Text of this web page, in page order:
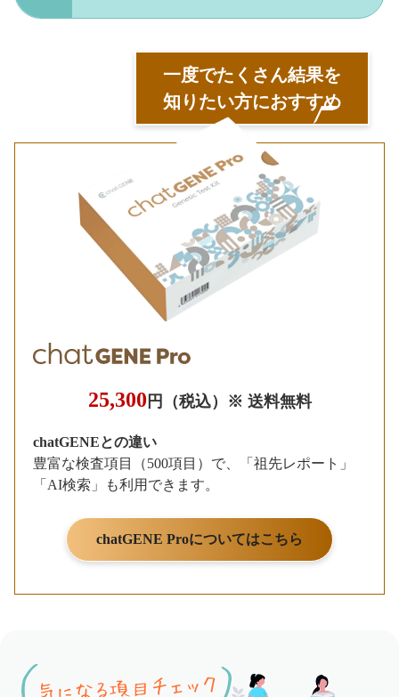
一度でたくさん結果を
知りたい方におすすめ
25,300 円（税込）※ 送料無料
chatGENEとの違い
豊富な検査項目（500項目）で、「祖先レポート」
「AI検索」も利用できます。
chatGENE Proについてはこちら